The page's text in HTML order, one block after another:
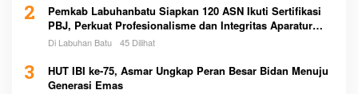
2
Pemkab Labuhanbatu Siapkan 120 ASN Ikuti Sertifikasi
PBJ, Perkuat Profesionalisme dan Integritas Aparatur
Pemerintah
Di Labuhan Batu 45 Dilihat
3
HUT IBI ke-75, Asmar Ungkap Peran Besar Bidan Menuju
Generasi Emas